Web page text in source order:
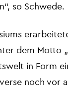
so Schwede.
dem Motto
in Form
noch vor